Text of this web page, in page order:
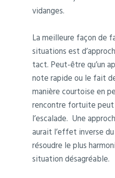
vidanges.
La meilleure façon de
situations est
tact. Peut-être qu’un
note rapide ou le fait
manière courtoise en
rencontre fortuite
l’escalade. Une
aurait l’effet inverse
résoudre le plus
situation désagréable.